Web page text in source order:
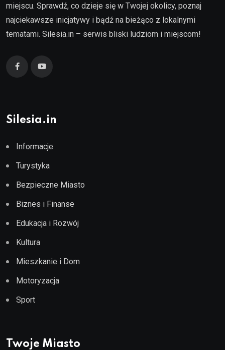
miejscu. Sprawdź, co dzieje się w Twojej okolicy, poznaj
najciekawsze inicjatywy i bądź na bieżąco z lokalnymi
tematami. Silesia.in – serwis bliski ludziom i miejscom!
Silesia.in
Informacje
Turystyka
Bezpieczne Miasto
Biznes i Finanse
Edukacja i Rozwój
Kultura
Mieszkanie i Dom
Motoryzacja
Sport
Twoje Miasto